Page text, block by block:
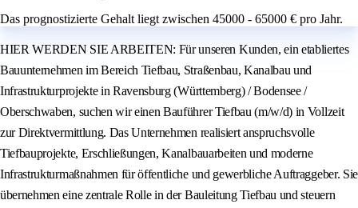
Das prognostizierte Gehalt liegt zwischen 45000 - 65000 € pro Jahr.
HIER WERDEN SIE ARBEITEN: Für unseren Kunden, ein etabliertes
Bauunternehmen im Bereich Tiefbau, Straßenbau, Kanalbau und
Infrastrukturprojekte in Ravensburg (Württemberg) / Bodensee /
Oberschwaben, suchen wir einen Bauführer Tiefbau (m/w/d) in Vollzeit
zur Direktvermittlung. Das Unternehmen realisiert anspruchsvolle
Tiefbauprojekte, Erschließungen, Kanalbauarbeiten und moderne
Infrastrukturmaßnahmen für öffentliche und gewerbliche Auftraggeber. Sie
übernehmen eine zentrale Rolle in der Bauleitung Tiefbau und steuern